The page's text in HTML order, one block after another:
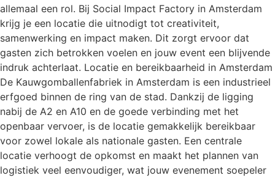
allemaal een rol. Bij Social Impact Factory in Amsterdam
krijg je een locatie die uitnodigt tot creativiteit,
samenwerking en impact maken. Dit zorgt ervoor dat
gasten zich betrokken voelen en jouw event een blijvende
indruk achterlaat. Locatie en bereikbaarheid in Amsterdam
De Kauwgomballenfabriek in Amsterdam is een industrieel
erfgoed binnen de ring van de stad. Dankzij de ligging
nabij de A2 en A10 en de goede verbinding met het
openbaar vervoer, is de locatie gemakkelijk bereikbaar
voor zowel lokale als nationale gasten. Een centrale
locatie verhoogt de opkomst en maakt het plannen van
logistiek veel eenvoudiger, wat jouw evenement soepeler